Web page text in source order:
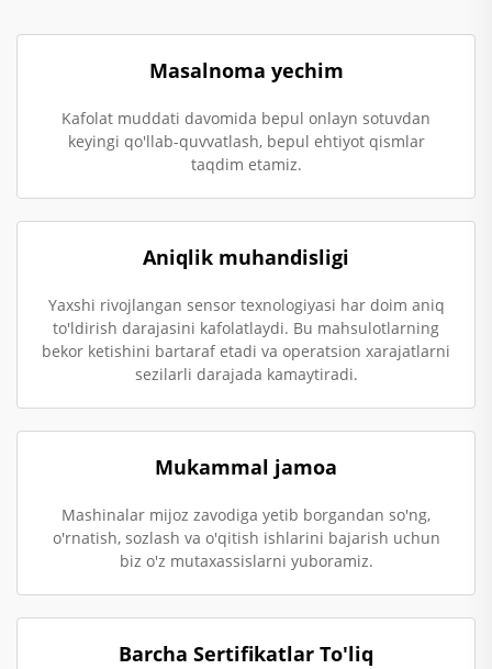
Masalnoma yechim
Kafolat muddati davomida bepul onlayn sotuvdan
keyingi qo'llab-quvvatlash, bepul ehtiyot qismlar
taqdim etamiz.
Aniqlik muhandisligi
Yaxshi rivojlangan sensor texnologiyasi har doim aniq
to'ldirish darajasini kafolatlaydi. Bu mahsulotlarning
bekor ketishini bartaraf etadi va operatsion xarajatlarni
sezilarli darajada kamaytiradi.
Mukammal jamoa
Mashinalar mijoz zavodiga yetib borgandan so'ng,
o'rnatish, sozlash va o'qitish ishlarini bajarish uchun
biz o'z mutaxassislarni yuboramiz.
Barcha Sertifikatlar To'liq